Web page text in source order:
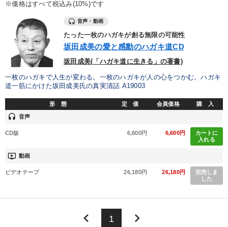
※価格はすべて税込み(10%)です
音声・動画
たった一枚のハガキが創る無限の可能性
坂田成美の愛と感動のハガキ道CD
坂田成美(「ハガキ道に生きる」の著書)
一枚のハガキで人生が変わる。一枚のハガキが人の心をつかむ。ハガキ
道一筋にかけた坂田成美氏の真実清話 A19003
形 態 定 価 会員価格 購 入
headset 音声
CD版 6,600円 6,600円
カートに
入れる
ondemand_video 動画
ビデオテープ 26,180円 26,180円
完売しま
した
keyboard_arrow_left 1 keyboard_arrow_right